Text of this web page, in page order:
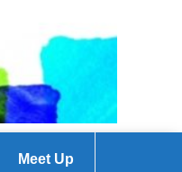
Meet Up